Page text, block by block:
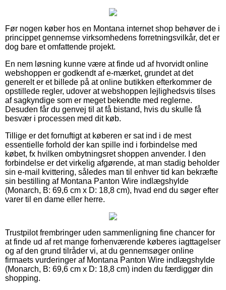
Før nogen køber hos en Montana internet shop behøver de i
princippet gennemse virksomhedens forretningsvilkår, det er
dog bare et omfattende projekt.
En nem løsning kunne være at finde ud af hvorvidt online
webshoppen er godkendt af e-mærket, grundet at det
generelt er et billede på at online butikken efterkommer de
opstillede regler, udover at webshoppen lejlighedsvis tilses
af sagkyndige som er meget bekendte med reglerne.
Desuden får du genvej til at få bistand, hvis du skulle få
besvær i processen med dit køb.
Tillige er det fornuftigt at køberen er sat ind i de mest
essentielle forhold der kan spille ind i forbindelse med
købet, fx hvilken ombytningsret shoppen anvender. I den
forbindelse er det virkelig afgørende, at man stadig beholder
sin e-mail kvittering, således man til enhver tid kan bekræfte
sin bestilling af Montana Panton Wire indlægshylde
(Monarch, B: 69,6 cm x D: 18,8 cm), hvad end du søger efter
varer til en dame eller herre.
Trustpilot frembringer uden sammenligning fine chancer for
at finde ud af ret mange forhenværende køberes iagttagelser
og af den grund tilråder vi, at du gennemsøger online
firmaets vurderinger af Montana Panton Wire indlægshylde
(Monarch, B: 69,6 cm x D: 18,8 cm) inden du færdiggør din
shopping.